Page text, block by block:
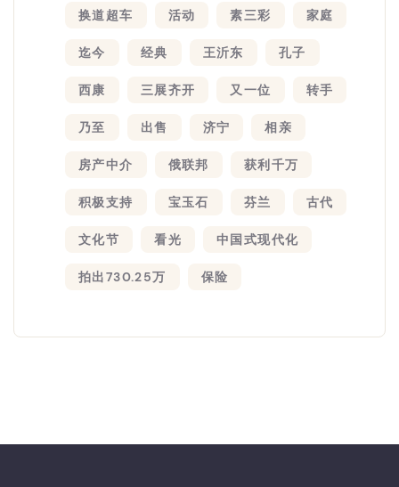
换道超车 活动 素三彩 家庭
迄今 经典 王沂东 孔子
西康 三展齐开 又一位 转手
乃至 出售 济宁 相亲
房产中介 俄联邦 获利千万
积极支持 宝玉石 芬兰 古代
文化节 看光 中国式现代化
拍出730.25万 保险